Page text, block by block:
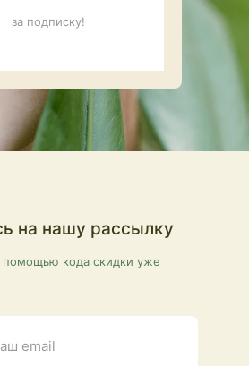
за подписку!
на нашу рассылку
помощью кода скидки уже